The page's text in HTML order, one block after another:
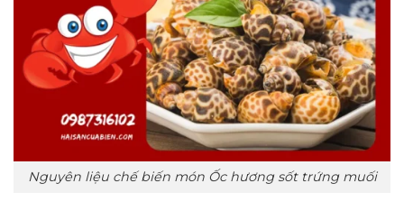
Nguyên liệu chế biến món Ốc hương sốt trứng muối